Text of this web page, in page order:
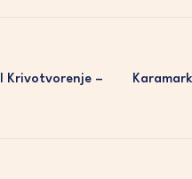
Krivotvorenje –